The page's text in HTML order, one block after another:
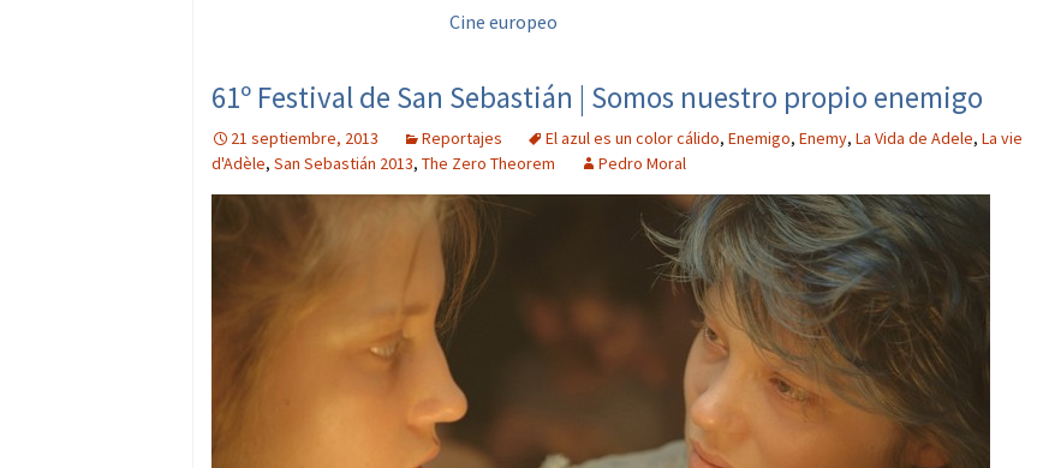
Cine europeo
61º Festival de San Sebastián | Somos nuestro propio enemigo
21 septiembre, 2013 Reportajes El azul es un color cálido, Enemigo, Enemy, La Vida de Adele, La vie
d'Adèle, San Sebastián 2013, The Zero Theorem Pedro Moral